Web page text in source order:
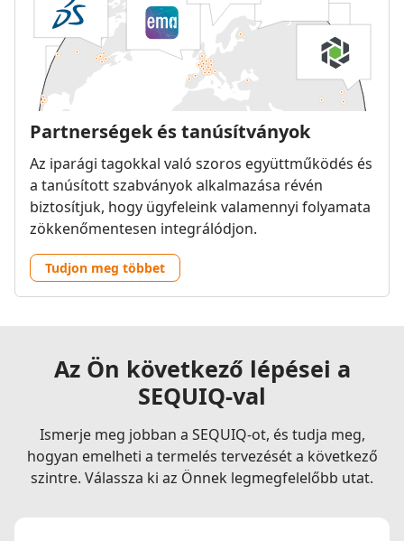
Partnerségek és tanúsítványok
Az iparági tagokkal való szoros együttműködés és
a tanúsított szabványok alkalmazása révén
biztosítjuk, hogy ügyfeleink valamennyi folyamata
zökkenőmentesen integrálódjon.
Tudjon meg többet
Az Ön következő lépései a
SEQUIQ-val
Ismerje meg jobban a SEQUIQ-ot, és tudja meg,
hogyan emelheti a termelés tervezését a következő
szintre. Válassza ki az Önnek legmegfelelőbb utat.